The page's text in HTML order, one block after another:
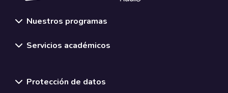
Nuestros programas
Servicios académicos
Protección de datos